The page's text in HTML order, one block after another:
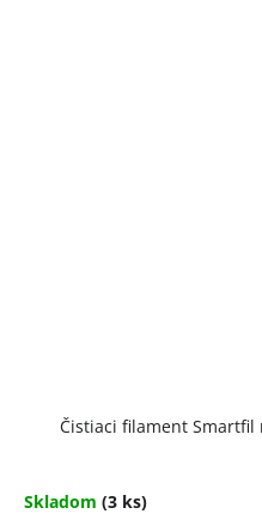
Čistiaci filament
Skladom (3 ks)